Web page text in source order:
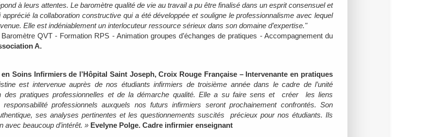
à leurs attentes. Le baromètre qualité de vie au travail a pu être finalisé dans un esprit consensuel et
apprécié la collaboration constructive qui a été développée et souligne le professionnalisme avec lequel
Elle est indéniablement un interlocuteur ressource sérieux dans son domaine d’expertise."
QVT - Formation RPS - Animation groupes d’échanges de pratiques - Accompagnement du
A.
Soins Infirmiers de l’Hôpital Saint Joseph, Croix Rouge Française – Intervenante en pratiques
est intervenue auprès de nos étudiants infirmiers de troisième année dans le cadre de l’unité
des pratiques professionnelles et de la démarche qualité. Elle a su faire sens et créer les liens
professionnels auxquels nos futurs infirmiers seront prochainement confrontés. Son
ses analyses pertinentes et les questionnements suscités précieux pour nos étudiants. Ils
avec beaucoup d’intérêt. » Evelyne Polge. Cadre infirmier enseignant